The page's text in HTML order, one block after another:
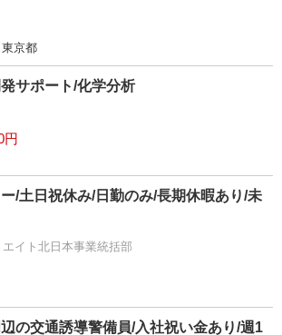
京都
サポート/化学分析
円
/土日祝休み/日勤のみ/長期休暇あり/未
イト北日本事業統括部
の交通誘導警備員/入社祝い金あり/週1